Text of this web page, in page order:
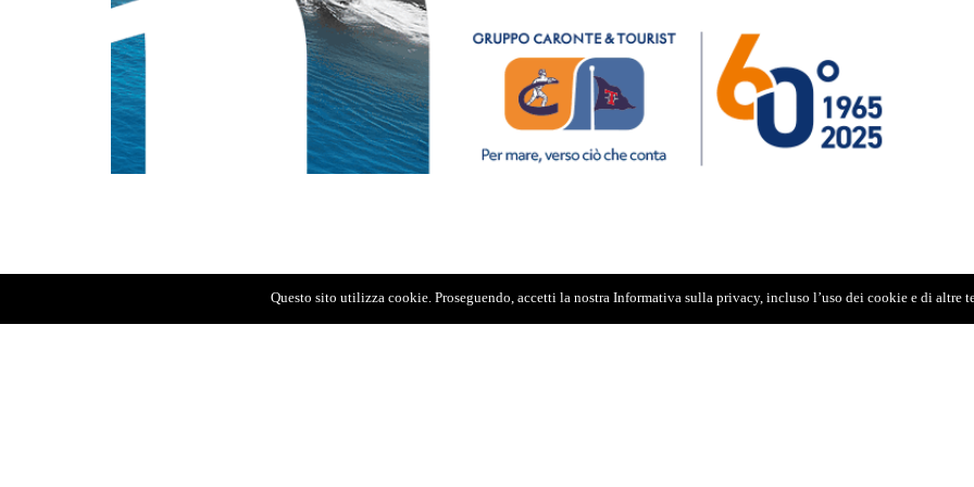
Questo sito utilizza cookie. Proseguendo, accetti la nostra Informativa sulla privacy, incluso l’uso dei cookie e di altre